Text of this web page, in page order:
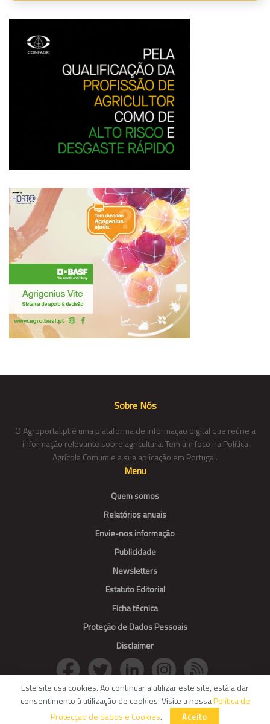
Sobre Nós
O Agroportal.pt é uma plataforma de informação digital que reúne a
informação relevante sobre agricultura. Tem um foco na Política
Agrícola Comum e a sua aplicação em Portugal.
Menu
Quem somos
Relatórios anuais
Envie-nos informação
Publicidade
Newsletters
Estatuto Editorial
Ficha técnica
Proteção de Dados Pessoais
Disclaimer
© Agroportal. All Rights reserved.
Este site usa cookies. Ao continuar a utilizar este site, está a dar
consentimento à utilização de cookies. Visite a nossaPolítica de
Protecção de dados e Cookies. Aceito